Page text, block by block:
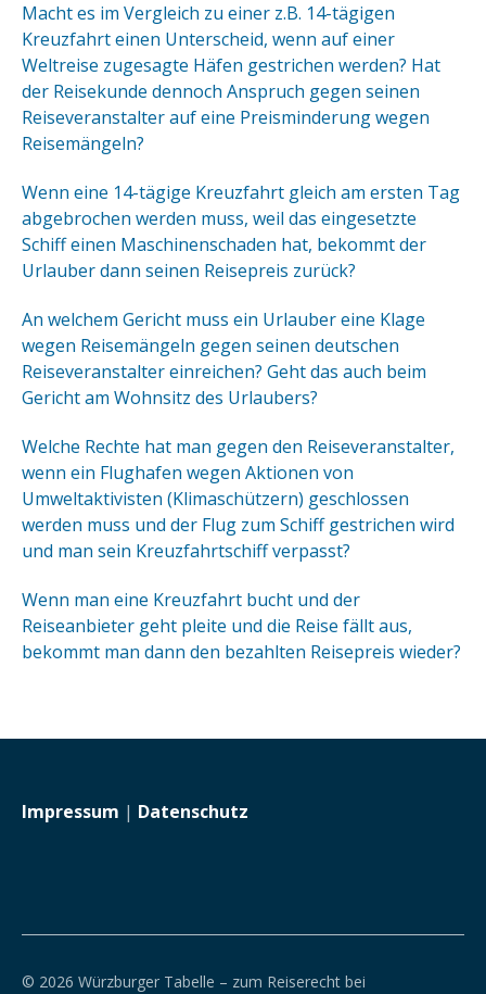
Macht es im Vergleich zu einer z.B. 14-tägigen
Kreuzfahrt einen Unterscheid, wenn auf einer
Weltreise zugesagte Häfen gestrichen werden? Hat
der Reisekunde dennoch Anspruch gegen seinen
Reiseveranstalter auf eine Preisminderung wegen
Reisemängeln?
Wenn eine 14-tägige Kreuzfahrt gleich am ersten Tag
abgebrochen werden muss, weil das eingesetzte
Schiff einen Maschinenschaden hat, bekommt der
Urlauber dann seinen Reisepreis zurück?
An welchem Gericht muss ein Urlauber eine Klage
wegen Reisemängeln gegen seinen deutschen
Reiseveranstalter einreichen? Geht das auch beim
Gericht am Wohnsitz des Urlaubers?
Welche Rechte hat man gegen den Reiseveranstalter,
wenn ein Flughafen wegen Aktionen von
Umweltaktivisten (Klimaschützern) geschlossen
werden muss und der Flug zum Schiff gestrichen wird
und man sein Kreuzfahrtschiff verpasst?
Wenn man eine Kreuzfahrt bucht und der
Reiseanbieter geht pleite und die Reise fällt aus,
bekommt man dann den bezahlten Reisepreis wieder?
Impressum | Datenschutz
© 2026 Würzburger Tabelle – zum Reiserecht bei